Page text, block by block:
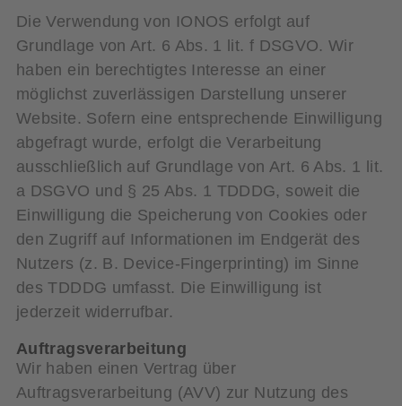
Die Verwendung von IONOS erfolgt auf
Grundlage von Art. 6 Abs. 1 lit. f DSGVO. Wir
haben ein berechtigtes Interesse an einer
möglichst zuverlässigen Darstellung unserer
Website. Sofern eine entsprechende Einwilligung
abgefragt wurde, erfolgt die Verarbeitung
ausschließlich auf Grundlage von Art. 6 Abs. 1 lit.
a DSGVO und § 25 Abs. 1 TDDDG, soweit die
Einwilligung die Speicherung von Cookies oder
den Zugriff auf Informationen im Endgerät des
Nutzers (z. B. Device-Fingerprinting) im Sinne
des TDDDG umfasst. Die Einwilligung ist
jederzeit widerrufbar.
Auftragsverarbeitung
Wir haben einen Vertrag über
Auftragsverarbeitung (AVV) zur Nutzung des